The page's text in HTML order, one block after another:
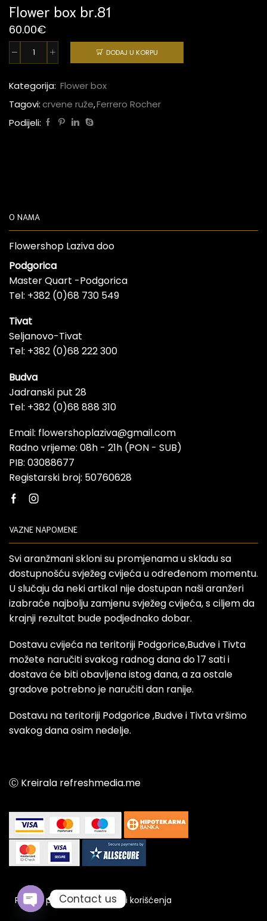
Flower box br.81
60.00€
Flower
br.81
DODAJ U KORPU
Kategorija: Flower box
Tagovi:crvene ruže,Ferrero Rocher
Podijeli:
O NAMA
Flowershop Laziva doo
Podgorica
Master Quart -Podgorica
Tel: +382 (0)68 730 549
Tivat
Seljanovo-Tivat
Tel: +382 (0)68 222 300
Budva
Jadranski put 28
Tel: +382 (0)68 888 310
Email: flowershoplaziva@gmail.com
Radno vrijeme: 08h - 21h (PON - SUB)
PIB: 03088677
Registarski broj: 50760628
FacebookInstagram
VAZNE NAPOMENE
Svi aranžmani skloni su promjenama u skladu sa
dostupnošću svježeg cvijeća u određenom momentu.
U slučaju da neki artikal nije dostupan naši aranžeri
izabraće najbolju zamjenu svježeg cvijeća, s ciljem da
krajnji rezultat bude podjednako dobar.
Dostavu cvijeća na teritoriji Podgorice,Budve i Tivta
možete naručiti svakog radnog dana do 17 sati i
dostava će biti obavljena istog dana, a za ostale
gradove potrebno je naručiti dan ranije.
Dostavu na teritoriji Podgorice ,Budve i Tivta vršimo
svakog dana osim nedelje.
Ⓒ Kreirala refreshmedia.me
Politika privatnosti Uslovi korišćenja
Contact us